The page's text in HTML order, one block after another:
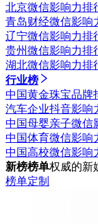
北京微信影响力排
青岛财经微信影响
辽宁微信影响力排
贵州微信影响力排
湖北微信影响力排
行业榜
中国黄金珠宝品牌
汽车企业抖音影响
中国母婴亲子微信
中国体育微信影响
中国高校微信影响
新榜榜单权威的新
榜单定制